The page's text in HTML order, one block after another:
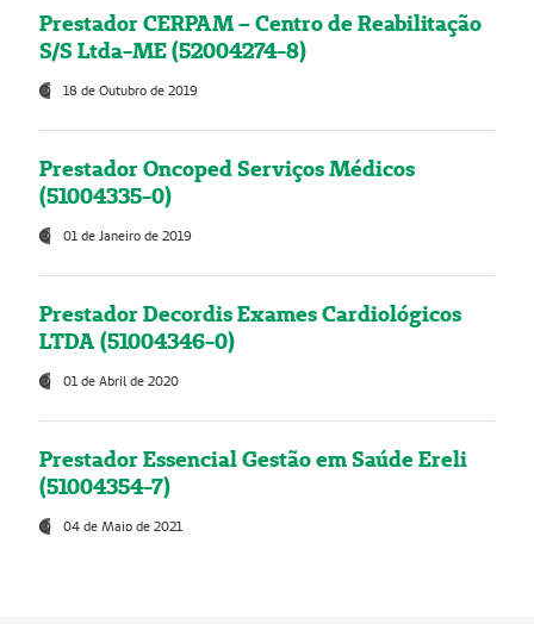
Prestador CERPAM – Centro de Reabilitação
S/S Ltda-ME (52004274-8)
18 de Outubro de 2019
Prestador Oncoped Serviços Médicos
(51004335-0)
01 de Janeiro de 2019
Prestador Decordis Exames Cardiológicos
LTDA (51004346-0)
01 de Abril de 2020
Prestador Essencial Gestão em Saúde Ereli
(51004354-7)
04 de Maio de 2021